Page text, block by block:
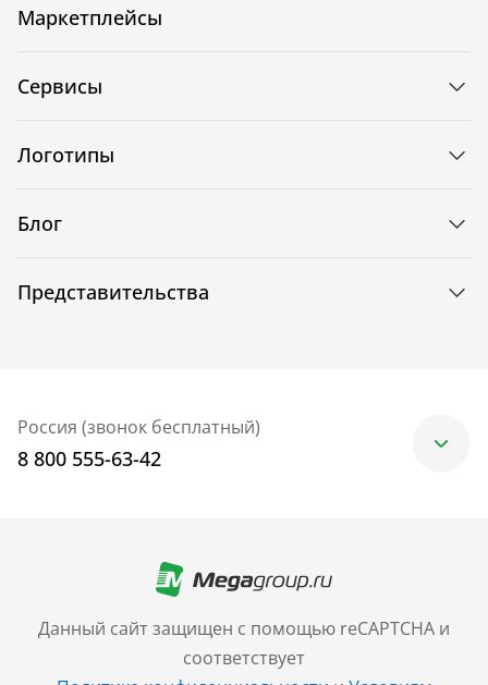
Данный сайт защищен с помощью reCAPTCHA и
соответствует
Маркетплейсы
Сервисы
Логотипы
Блог
Представительства
Россия (звонок бесплатный)
8 800 555-63-42
+7 (499) 705-30-10
Санкт-Петербург
+7 (812) 600-77-33